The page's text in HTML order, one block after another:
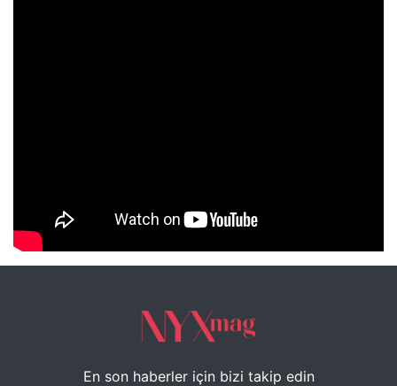
NYXmag 2. Yaş Kutlama Etkinliği
En son haberler için bizi takip edin